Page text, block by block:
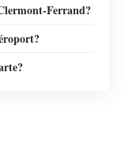
Ferrand?